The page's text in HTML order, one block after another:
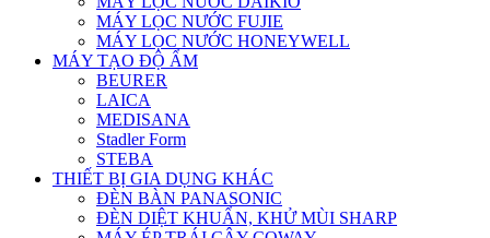
MÁY LỌC NƯỚC FUJIE
MÁY LỌC NƯỚC HONEYWELL
MÁY TẠO ĐỘ ẨM
BEURER
LAICA
MEDISANA
Stadler Form
STEBA
THIẾT BỊ GIA DỤNG KHÁC
ĐÈN BÀN PANASONIC
ĐÈN DIỆT KHUẨN, KHỬ MÙI SHARP